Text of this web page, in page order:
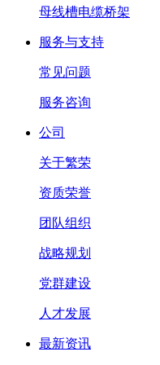
母线槽电缆桥架
服务与支持
常见问题
服务咨询
公司
关于繁荣
资质荣誉
团队组织
战略规划
党群建设
人才发展
最新资讯